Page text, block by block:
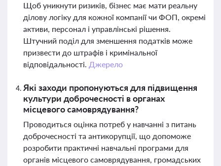
Щоб уникнути ризиків, бізнес має мати реальну
ділову логіку для кожної компанії чи ФОП, окремі
активи, персонал і управлінські рішення.
Штучний поділ для зменшення податків може
призвести до штрафів і кримінальної
відповідальності. Джерело
Які заходи пропонуються для підвищення
культури доброчесності в органах
місцевого самоврядування?
Проводиться оцінка потреб у навчанні з питань
доброчесності та антикорупції, що допоможе
розробити практичні навчальні програми для
органів місцевого самоврядування, громадських